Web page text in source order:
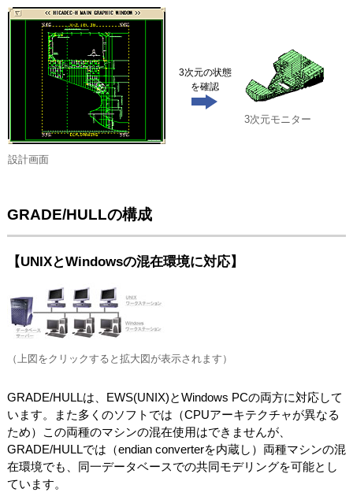
設計画面
3次元の状態
を確認
3次元モニター
GRADE/HULLの構成
【UNIXとWindowsの混在環境に対応】
（上図をクリックすると拡大図が表示されます）
GRADE/HULLは、EWS(UNIX)とWindows PCの両方に対応して
います。また多くのソフトでは（CPUアーキテクチャが異なる
ため）この両種のマシンの混在使用はできませんが、
GRADE/HULLでは（endian converterを内蔵し）両種マシンの混
在環境でも、同一データベースでの共同モデリングを可能とし
ています。